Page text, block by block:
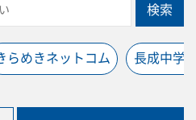
検索
らめきネットコム 長成中学